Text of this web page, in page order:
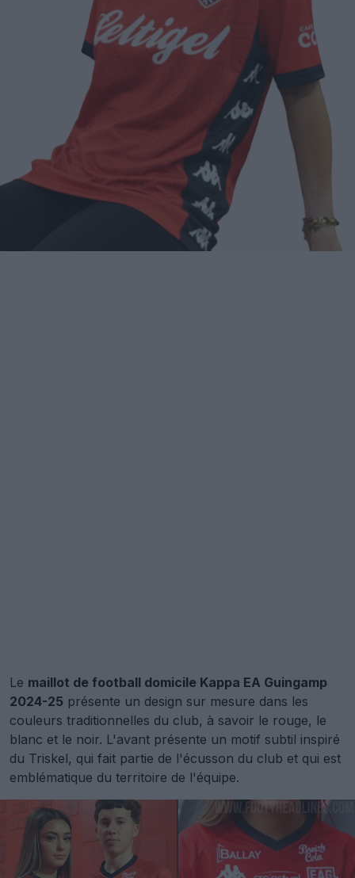
Le maillot de football domicile Kappa EA Guingamp
2024-25 présente un design sur mesure dans les
couleurs traditionnelles du club, à savoir le rouge, le
blanc et le noir. L'avant présente un motif subtil inspiré
du Triskel, qui fait partie de l'écusson du club et qui est
emblématique du territoire de l'équipe.